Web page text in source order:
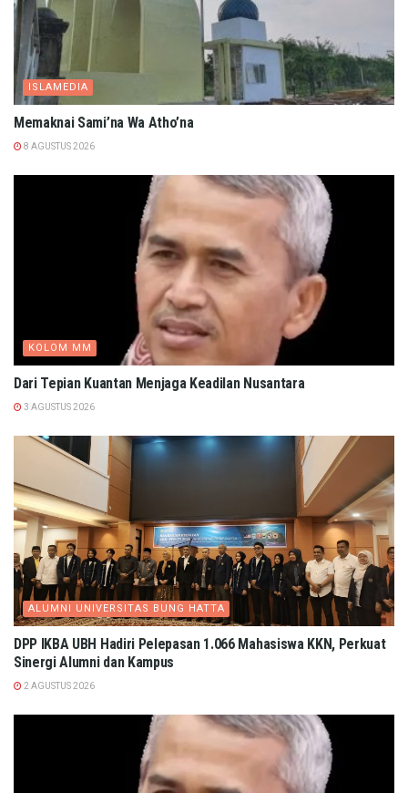
ISLAMEDIA
Memaknai Sami’na Wa Atho’na
8 AGUSTUS 2026
KOLOM MM
Dari Tepian Kuantan Menjaga Keadilan Nusantara
3 AGUSTUS 2026
ALUMNI UNIVERSITAS BUNG HATTA
DPP IKBA UBH Hadiri Pelepasan 1.066 Mahasiswa KKN, Perkuat
Sinergi Alumni dan Kampus
2 AGUSTUS 2026